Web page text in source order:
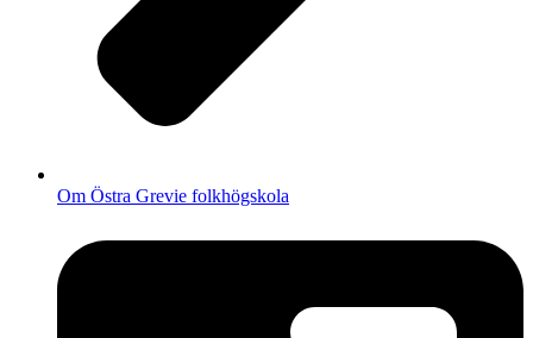
Om Östra Grevie folkhögskola